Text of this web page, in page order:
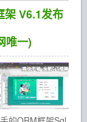
架 V6.1发布
唯一)